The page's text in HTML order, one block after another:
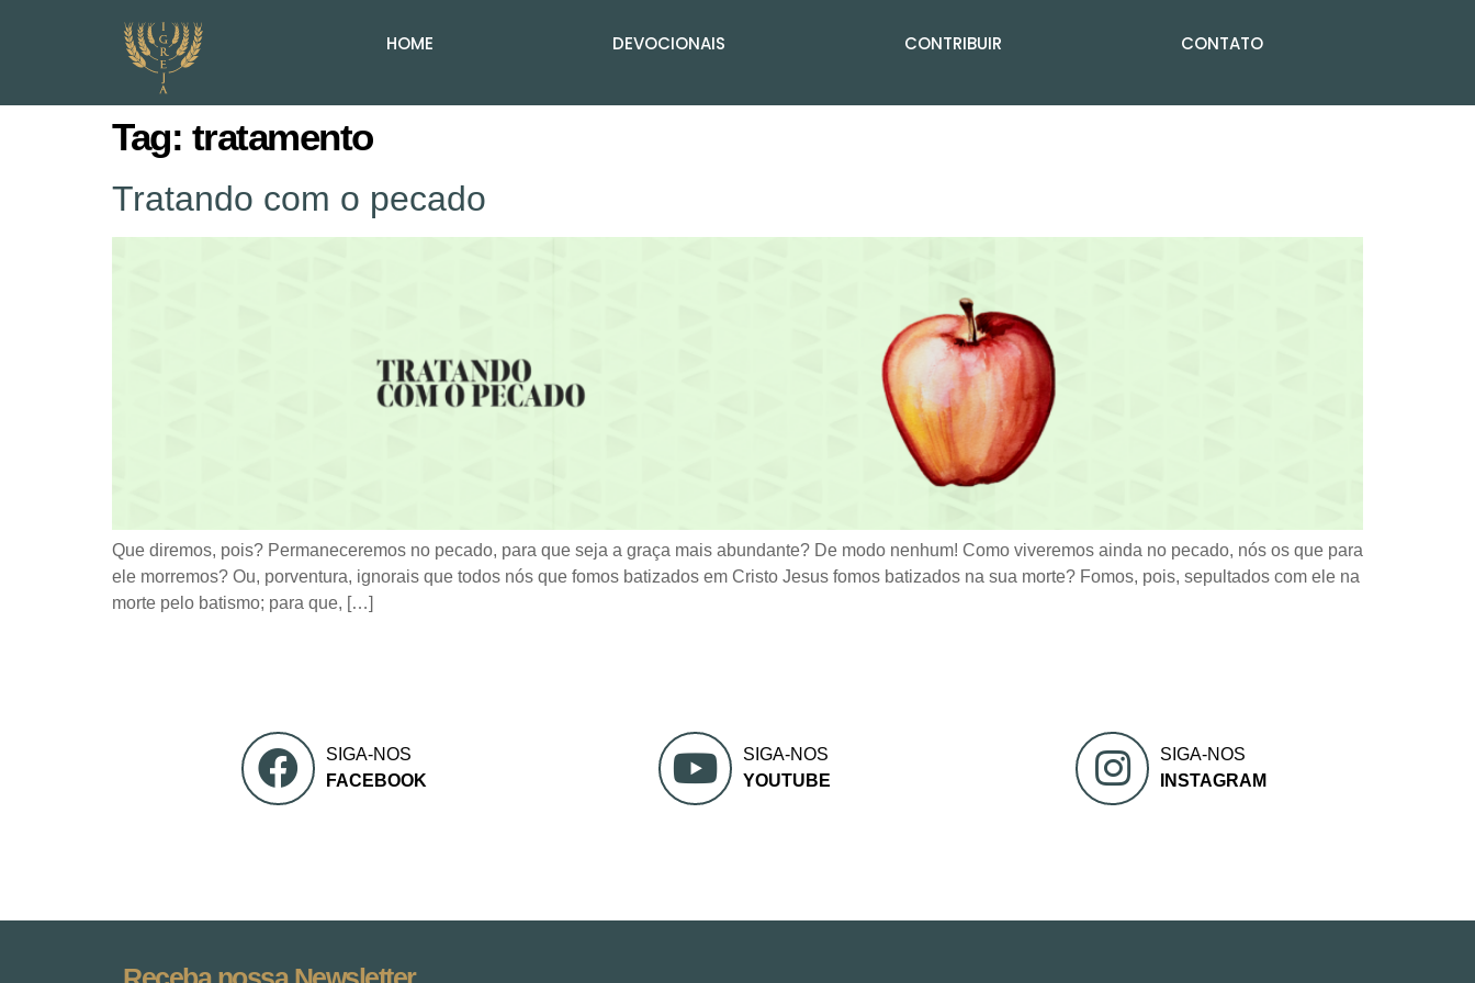
HOME DEVOCIONAIS CONTRIBUIR CONTATO
Tag: tratamento
Tratando com o pecado
Que diremos, pois? Permaneceremos no pecado, para que seja a graça mais abundante? De modo nenhum! Como viveremos ainda no pecado, nós os que para
ele morremos? Ou, porventura, ignorais que todos nós que fomos batizados em Cristo Jesus fomos batizados na sua morte? Fomos, pois, sepultados com ele na
morte pelo batismo; para que, […]
SIGA-NOS
FACEBOOK
SIGA-NOS
YOUTUBE
SIGA-NOS
INSTAGRAM